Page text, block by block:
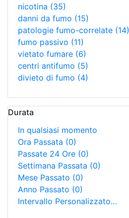
nicotina (35)
danni da fumo (15)
patologie fumo-correlate (14)
fumo passivo (11)
vietato fumare (6)
centri antifumo (5)
divieto di fumo (4)
Durata
In qualsiasi momento
Ora Passata (0)
Passate 24 Ore (0)
Settimana Passata (0)
Mese Passato (0)
Anno Passato (0)
Intervallo Personalizzato…